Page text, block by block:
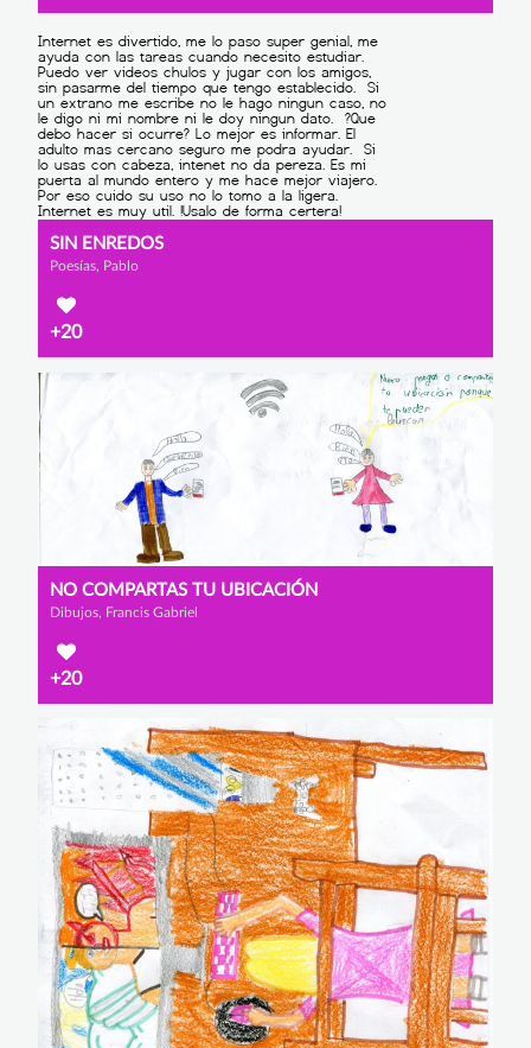
SIN ENREDOS
Poesías, Pablo
+20
NO COMPARTAS TU UBICACIÓN
Dibujos, Francis Gabriel
+20